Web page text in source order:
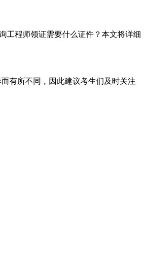
工程师领证需要什么证件？本文将详细
有所不同，因此建议考生们及时关注